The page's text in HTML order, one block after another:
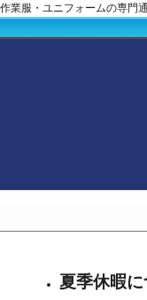
作業服・ユニフォームの専門
夏季休暇